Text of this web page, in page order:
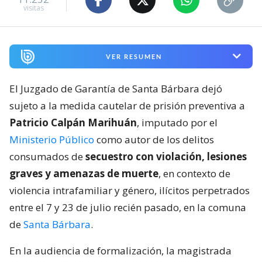
visitas
VER RESUMEN
El Juzgado de Garantía de Santa Bárbara dejó
sujeto a la medida cautelar de prisión preventiva a
Patricio Calpán Marihuán, imputado por el
Ministerio Público como autor de los delitos
consumados desecuestro con violación, lesiones
graves y amenazas de muerte, en contexto de
violencia intrafamiliar y género, ilícitos perpetrados
entre el 7 y 23 de julio recién pasado, en la comuna
deSanta Bárbara.
En la audiencia de formalización, la magistrada